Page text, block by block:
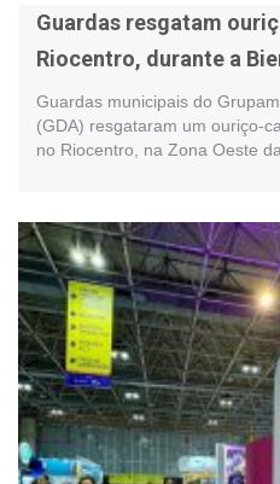
Guardas resgatam
Riocentro, durante a
Guardas municipais do
(GDA) resgataram um ouriço-
no Riocentro, na Zona Oeste